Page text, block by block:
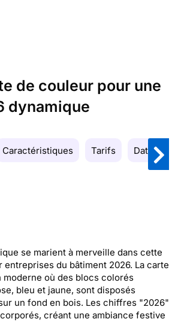
de couleur pour une
dynamique
Caractéristiques Tarifs Date de
se marient à merveille dans cette
du bâtiment 2026. La carte
moderne où des blocs colorés
bleu et jaune, sont disposés
un fond en bois. Les chiffres "2026"
créant une ambiance festive